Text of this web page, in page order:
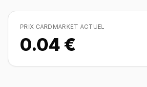
PRIX CARDMARKET ACTUEL
0.04 €